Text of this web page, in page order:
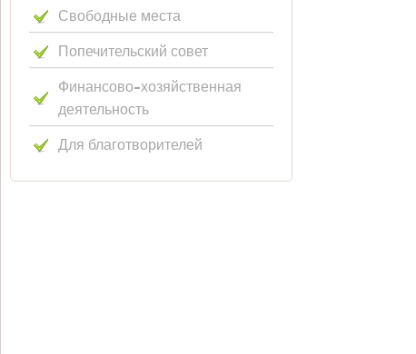
Свободные места
Попечительский совет
Финансово-хозяйственная
деятельность
Для благотворителей